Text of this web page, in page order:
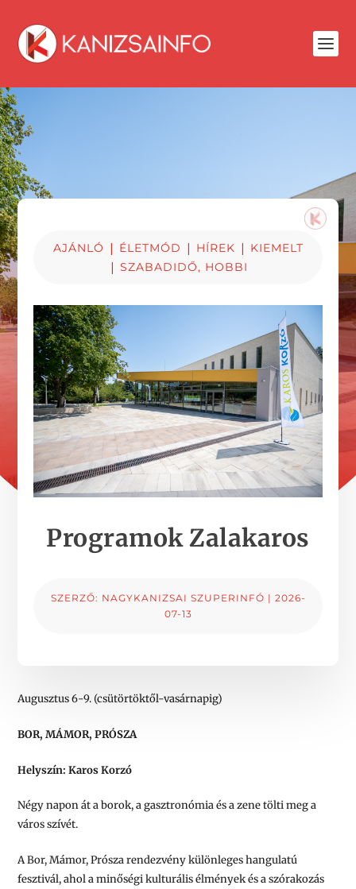
AJÁNLÓ | ÉLETMÓD | HÍREK | KIEMELT
| SZABADIDŐ, HOBBI
Programok Zalakaros
SZERZŐ: NAGYKANIZSAI SZUPERINFÓ | 2026-
07-13
Augusztus 6-9. (csütörtöktől-vasárnapig)
BOR, MÁMOR, PRÓSZA
Helyszín: Karos Korzó
Négy napon át a borok, a gasztronómia és a zene tölti meg a
város szívét.
A Bor, Mámor, Prósza rendezvény különleges hangulatú
fesztivál, ahol a minőségi kulturális élmények és a szórakozás